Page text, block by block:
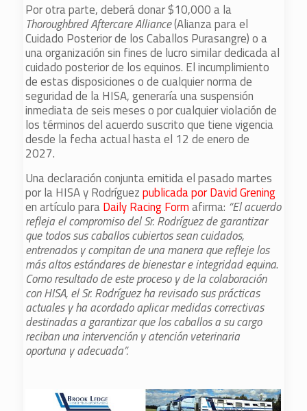
Por otra parte, deberá donar $10,000 a la
Thoroughbred Aftercare Alliance(Alianza para el
Cuidado Posterior de los Caballos Purasangre) o a
una organización sin fines de lucro similar dedicada al
cuidado posterior de los equinos. El incumplimiento
de estas disposiciones o de cualquier norma de
seguridad de la HISA, generaría una suspensión
inmediata de seis meses o por cualquier violación de
los términos del acuerdo suscrito que tiene vigencia
desde la fecha actual hasta el 12 de enero de
2027.
Una declaración conjunta emitida el pasado martes
por la HISA y Rodríguezpublicada por David Grening
en artículo paraDaily Racing Formafirma: “El acuerdo
refleja el compromiso del Sr. Rodríguez de garantizar
que todos sus caballos cubiertos sean cuidados,
entrenados y compitan de una manera que refleje los
más altos estándares de bienestar e integridad equina.
Como resultado de este proceso y de la colaboración
con HISA, el Sr. Rodríguez ha revisado sus prácticas
actuales y ha acordado aplicar medidas correctivas
destinadas a garantizar que los caballos a su cargo
reciban una intervención y atención veterinaria
oportuna y adecuada”.